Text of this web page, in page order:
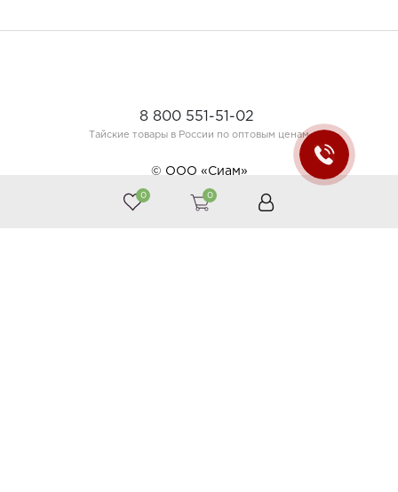
0 0
8 800 551-51-02
Тайские товары в России по оптовым ценам
© ООО «Сиам»